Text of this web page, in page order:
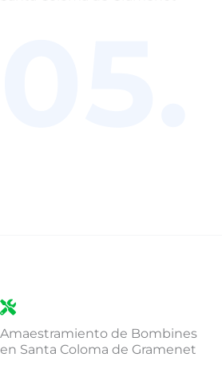
Amaestramiento de Bombines
en Santa Coloma de Gramenet